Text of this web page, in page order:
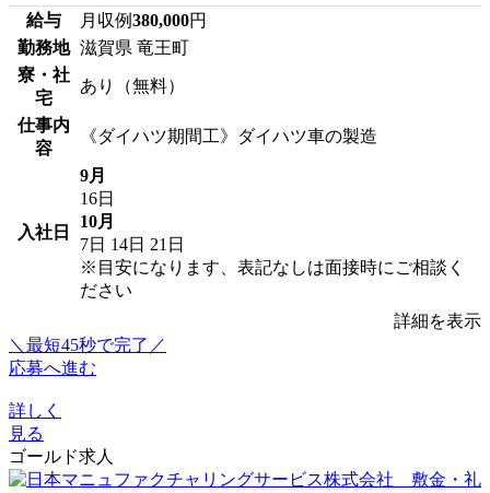
給与 月収例380,000円
勤務地 滋賀県 竜王町
寮・社
宅
あり（無料）
仕事内
容
《ダイハツ期間工》ダイハツ車の製造
入社日
9月
16日
10月
7日 14日 21日
※目安になります、表記なしは面接時にご相談く
ださい
詳細を表示
＼最短45秒で完了／
応募へ進む
詳しく
見る
ゴールド求人